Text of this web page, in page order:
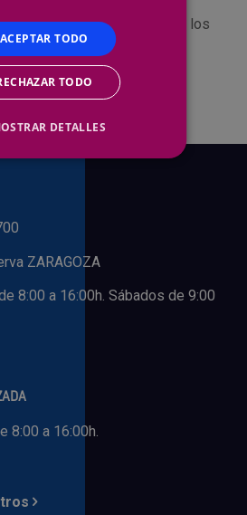
por tiempo limitado, ¡no los
ZARAGOZA
8:00 a 16:00h. Sábados de 9:00
8:00 a 16:00h.
para maquinaria
y Seguridad
ACEPTAR TODO
TODO
DETALLES